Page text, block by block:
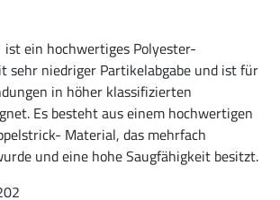
ist ein hochwertiges Polyester-
sehr niedriger Partikelabgabe und ist für
in höher klassifizierten
Es besteht aus einem hochwertigen
Material, das mehrfach
und eine hohe Saugfähigkeit besitzt.